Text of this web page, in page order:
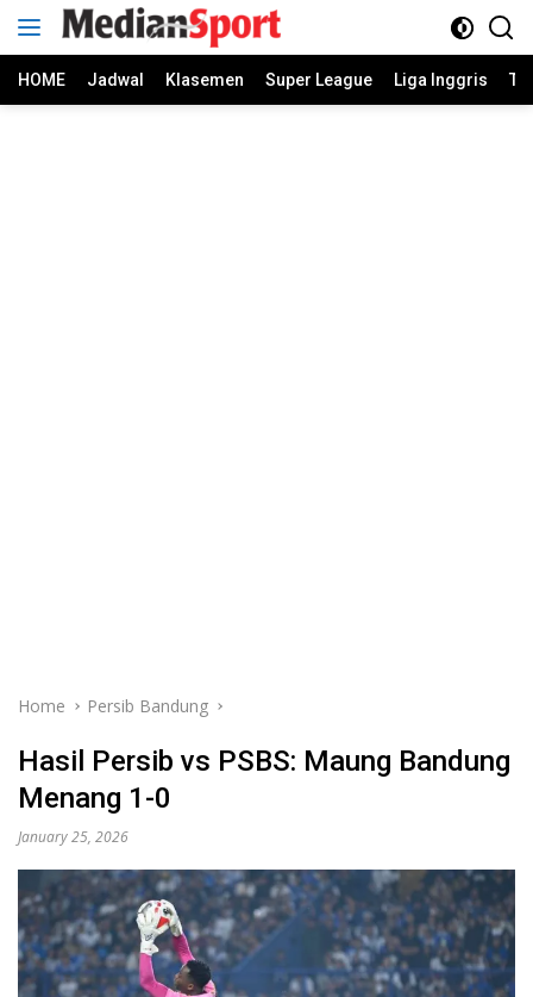
HOME Jadwal Klasemen Super League Liga Inggris
Home Persib Bandung
Hasil Persib vs PSBS: Maung Bandung
Menang 1-0
January 25, 2026